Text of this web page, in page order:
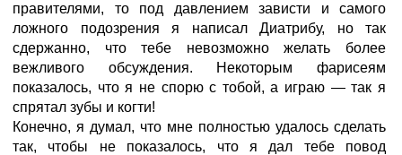
правителями, то под давлением зависти и самого
ложного подозрения я написал Диатрибу, но так
сдержанно, что тебе невозможно желать более
вежливого обсуждения. Некоторым фарисеям
показалось, что я не спорю с тобой, а играю — так я
спрятал зубы и когти!
Конечно, я думал, что мне полностью удалось сделать
так, чтобы не показалось, что я дал тебе повод